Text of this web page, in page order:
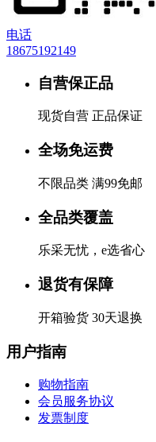
电话
18675192149
自营保正品
现货自营 正品保证
全场免运费
不限品类 满99免邮
全品类覆盖
乐采无忧，e选省心
退货有保障
开箱验货 30天退换
用户指南
购物指南
会员服务协议
发票制度